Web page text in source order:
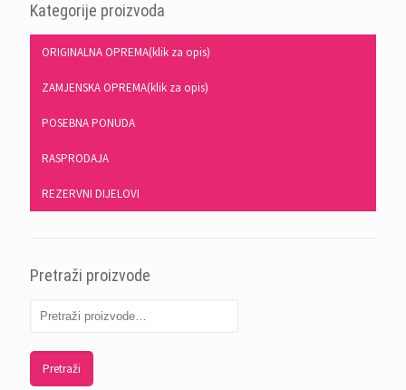
Kategorije proizvoda
ORIGINALNA OPREMA(klik za opis)
ZAMJENSKA OPREMA(klik za opis)
POSEBNA PONUDA
RASPRODAJA
REZERVNI DIJELOVI
Pretraži proizvode
Pretraži